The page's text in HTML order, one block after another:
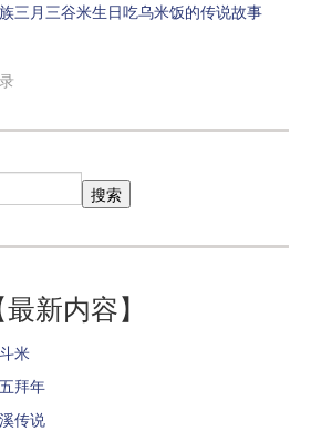
三月三谷米生日吃乌米饭的传说故事
最新内容】
米
拜年
传说